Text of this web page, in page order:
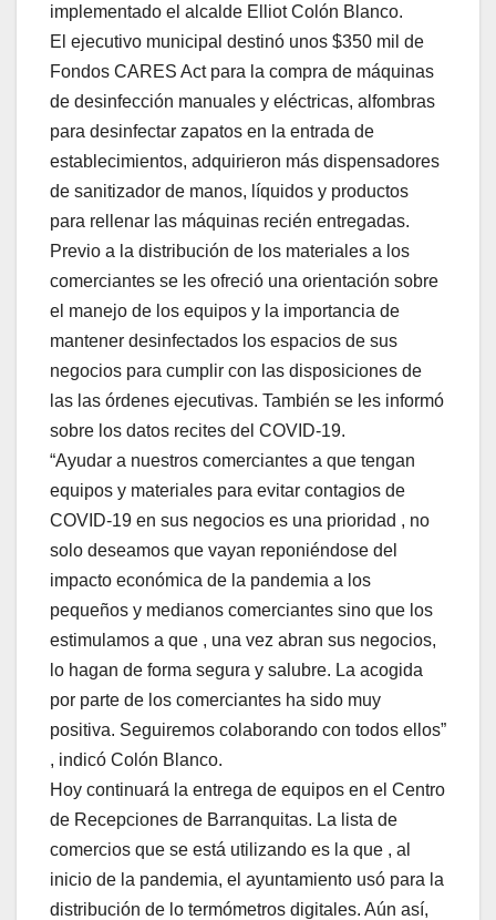
implementado el alcalde Elliot Colón Blanco.
El ejecutivo municipal destinó unos $350 mil de
Fondos CARES Act para la compra de máquinas
de desinfección manuales y eléctricas, alfombras
para desinfectar zapatos en la entrada de
establecimientos, adquirieron más dispensadores
de sanitizador de manos, líquidos y productos
para rellenar las máquinas recién entregadas.
Previo a la distribución de los materiales a los
comerciantes se les ofreció una orientación sobre
el manejo de los equipos y la importancia de
mantener desinfectados los espacios de sus
negocios para cumplir con las disposiciones de
las las órdenes ejecutivas. También se les informó
sobre los datos recites del COVID-19.
“Ayudar a nuestros comerciantes a que tengan
equipos y materiales para evitar contagios de
COVID-19 en sus negocios es una prioridad , no
solo deseamos que vayan reponiéndose del
impacto económica de la pandemia a los
pequeños y medianos comerciantes sino que los
estimulamos a que , una vez abran sus negocios,
lo hagan de forma segura y salubre. La acogida
por parte de los comerciantes ha sido muy
positiva. Seguiremos colaborando con todos ellos”
, indicó Colón Blanco.
Hoy continuará la entrega de equipos en el Centro
de Recepciones de Barranquitas. La lista de
comercios que se está utilizando es la que , al
inicio de la pandemia, el ayuntamiento usó para la
distribución de lo termómetros digitales. Aún así,